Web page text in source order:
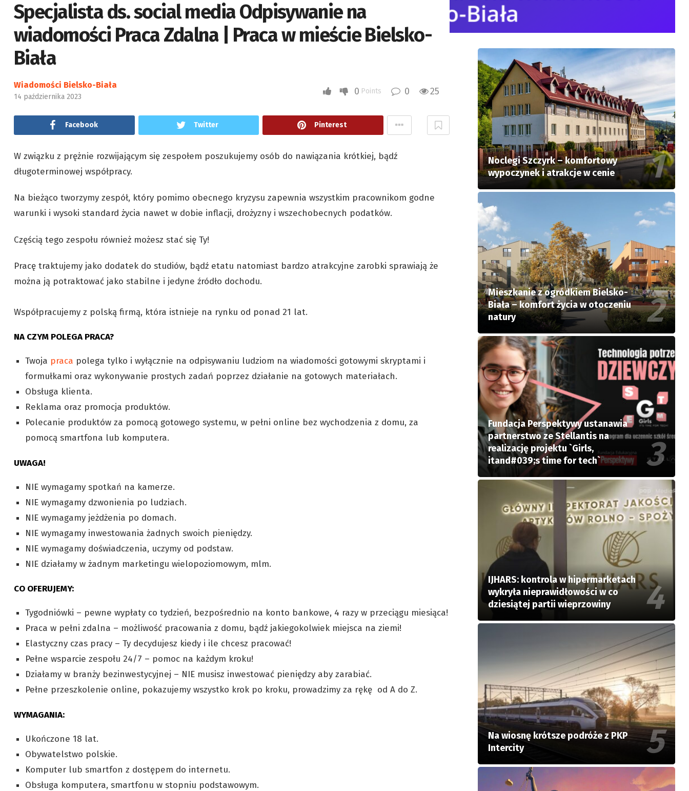
Specjalista ds. social media Odpisywanie na
wiadomości Praca Zdalna | Praca w mieście Bielsko-
Biała
Wiadomości Bielsko-Biała
14 października 2023 0 Points 0 25
Facebook Twitter Pinterest
W związku z prężnie rozwijającym się zespołem poszukujemy osób do nawiązania krótkiej, bądź
długoterminowej współpracy.
Na bieżąco tworzymy zespół, który pomimo obecnego kryzysu zapewnia wszystkim pracownikom godne
warunki i wysoki standard życia nawet w dobie inflacji, drożyzny i wszechobecnych podatków.
Częścią tego zespołu również możesz stać się Ty!
Pracę traktujemy jako dodatek do studiów, bądź etatu natomiast bardzo atrakcyjne zarobki sprawiają że
można ją potraktować jako stabilne i jedyne źródło dochodu.
Współpracujemy z polską firmą, która istnieje na rynku od ponad 21 lat.
NA CZYM POLEGA PRACA?
Twoja praca polega tylko i wyłącznie na odpisywaniu ludziom na wiadomości gotowymi skryptami i
formułkami oraz wykonywanie prostych zadań poprzez działanie na gotowych materiałach.
Obsługa klienta.
Reklama oraz promocja produktów.
Polecanie produktów za pomocą gotowego systemu, w pełni online bez wychodzenia z domu, za
pomocą smartfona lub komputera.
UWAGA!
NIE wymagamy spotkań na kamerze.
NIE wymagamy dzwonienia po ludziach.
NIE wymagamy jeżdżenia po domach.
NIE wymagamy inwestowania żadnych swoich pieniędzy.
NIE wymagamy doświadczenia, uczymy od podstaw.
NIE działamy w żadnym marketingu wielopoziomowym, mlm.
CO OFERUJEMY:
Tygodniówki – pewne wypłaty co tydzień, bezpośrednio na konto bankowe, 4 razy w przeciągu miesiąca!
Praca w pełni zdalna – możliwość pracowania z domu, bądź jakiegokolwiek miejsca na ziemi!
Elastyczny czas pracy – Ty decydujesz kiedy i ile chcesz pracować!
Pełne wsparcie zespołu 24/7 – pomoc na każdym kroku!
Działamy w branży bezinwestycyjnej – NIE musisz inwestować pieniędzy aby zarabiać.
Pełne przeszkolenie online, pokazujemy wszystko krok po kroku, prowadzimy za rękę od A do Z.
WYMAGANIA:
Ukończone 18 lat.
Obywatelstwo polskie.
Komputer lub smartfon z dostępem do internetu.
Obsługa komputera, smartfonu w stopniu podstawowym.
Noclegi Szczyrk – komfortowy
wypoczynek i atrakcje w cenie
Mieszkanie z ogródkiem Bielsko-
Biała – komfort życia w otoczeniu
natury
Fundacja Perspektywy ustanawia
partnerstwo ze Stellantis na
realizację projektu `Girls,
itand#039;s time for tech`
IJHARS: kontrola w hipermarketach
wykryła nieprawidłowości w co
dziesiątej partii wieprzowiny
Na wiosnę krótsze podróże z PKP
Intercity